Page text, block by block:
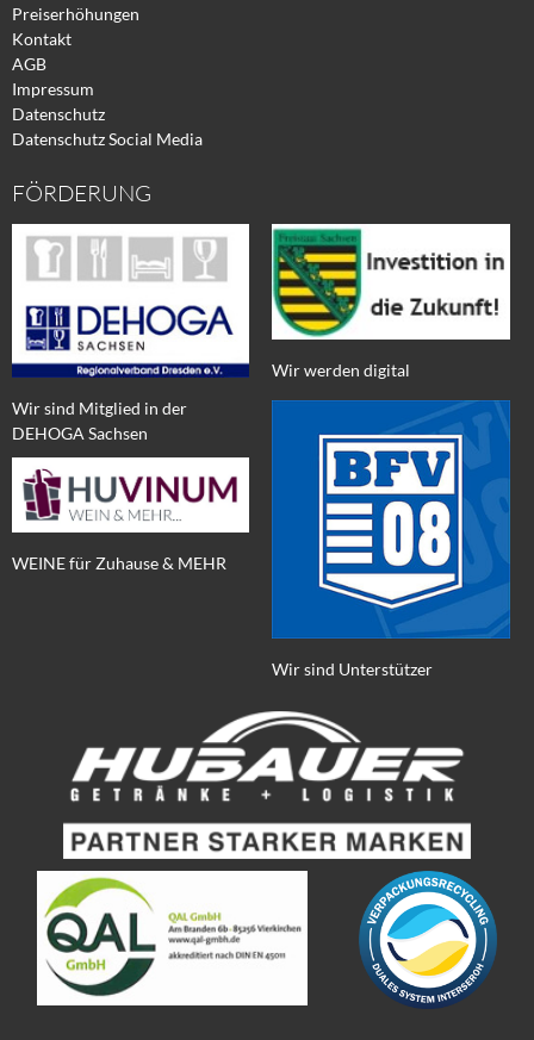
Preiserhöhungen
Kontakt
AGB
Impressum
Datenschutz
Datenschutz Social Media
FÖRDERUNG
Wir sind Mitglied in der
DEHOGA Sachsen
WEINE für Zuhause & MEHR
Wir werden digital
Wir sind Unterstützer